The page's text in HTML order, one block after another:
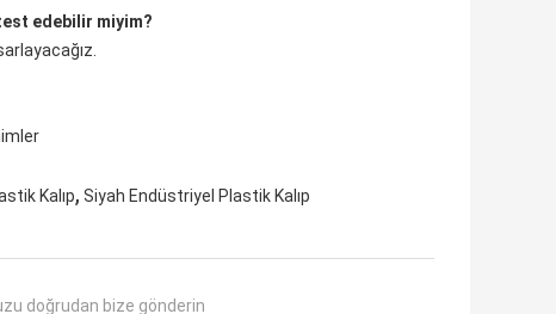
edebilir miyim?
Kalıp, Siyah Endüstriyel Plastik Kalıp
doğrudan bize gönderin